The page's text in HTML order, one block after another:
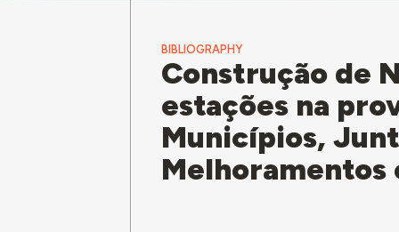
BIBLIOGRAPHY
Construção de
estações na
Municípios,